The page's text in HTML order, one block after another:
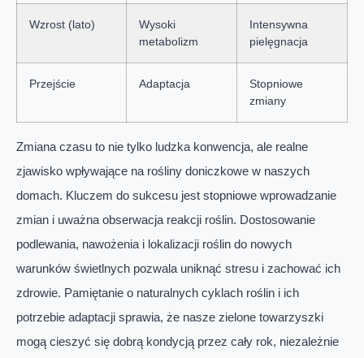
Wzrost (lato)
Wysoki
metabolizm
Intensywna
pielęgnacja
Przejście Adaptacja
Stopniowe
zmiany
Zmiana czasu to nie tylko ludzka konwencja, ale realne
zjawisko wpływające na rośliny doniczkowe w naszych
domach. Kluczem do sukcesu jest stopniowe wprowadzanie
zmian i uważna obserwacja reakcji roślin. Dostosowanie
podlewania, nawożenia i lokalizacji roślin do nowych
warunków świetlnych pozwala uniknąć stresu i zachować ich
zdrowie. Pamiętanie o naturalnych cyklach roślin i ich
potrzebie adaptacji sprawia, że nasze zielone towarzyszki
mogą cieszyć się dobrą kondycją przez cały rok, niezależnie